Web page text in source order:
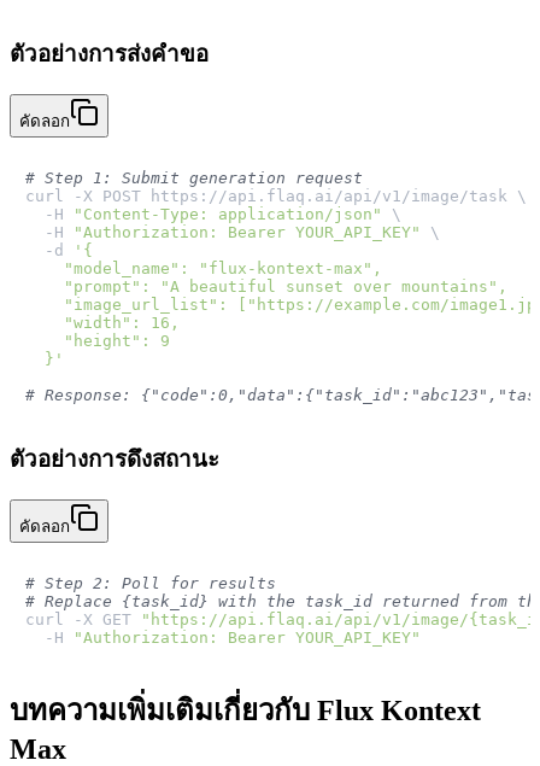
ตัวอย่างการส่งคำขอ
คัดลอก
# Step 1: Submit generation request
curl -X POST https://api.flaq.ai/api/v1/image/task \
  -H
"Content-Type: application/json"
\
  -H
"Authorization: Bearer YOUR_API_KEY"
\
  -d
'{
    "model_name": "flux-kontext-max",
    "prompt": "A beautiful sunset over mountains",
"image_url_list": ["https://example.com/
    "width": 16,
    "height": 9
  }'
# Response:
ตัวอย่างการดึงสถานะ
คัดลอก
# Step 2: Poll for results
# Replace {task_id} with the task_id returned from
curl -X GET
"https://api.flaq.ai/api/v1/image/
  -H
"Authorization: Bearer YOUR_API_KEY"
บทความเพิ่มเติมเกี่ยวกับ Flux Kontext
Max